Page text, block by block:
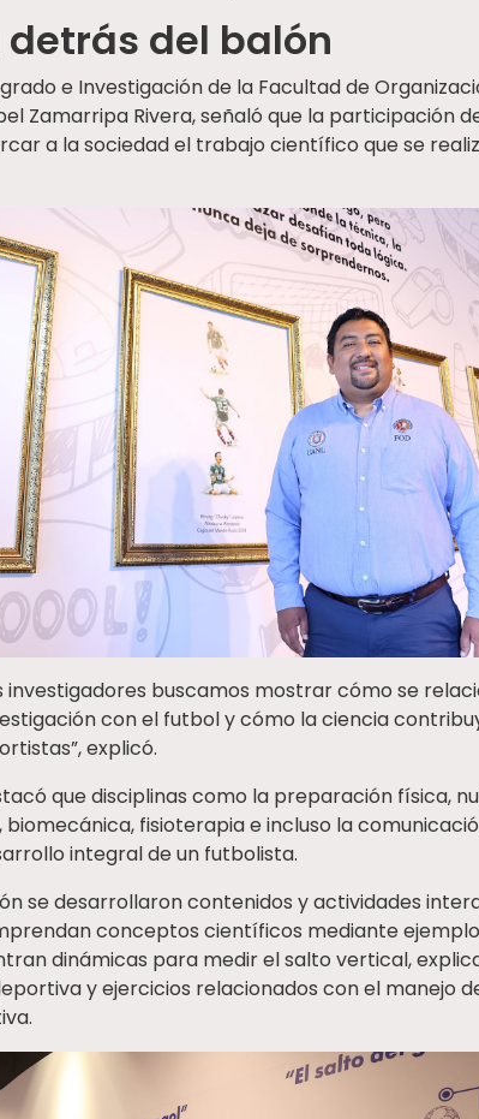
detrás del balón
e Investigación de la Facultad de
Zamarripa Rivera, señaló que la participación
a la sociedad el trabajo científico que se
investigadores buscamos mostrar cómo se
con el futbol y cómo la ciencia
explicó.
que disciplinas como la preparación física,
fisioterapia e incluso la
integral de un futbolista.
se desarrollaron contenidos y actividades
conceptos científicos mediante
dinámicas para medir el salto vertical,
y ejercicios relacionados con el manejo